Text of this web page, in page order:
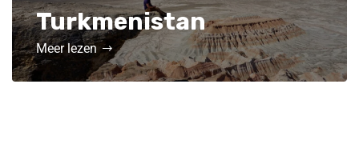
Turkmenistan
Meer lezen